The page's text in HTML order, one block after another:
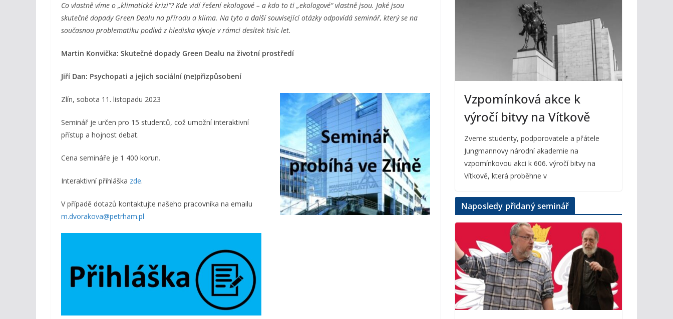
Co vlastně víme o „klimatické krizi“? Kde vidí řešení ekologové – a kdo to ti „ekologové“ vlastně jsou. Jaké jsou
skutečné dopady Green Dealu na přírodu a klima. Na tyto a další související otázky odpovídá seminář, který se na
současnou problematiku podívá z hlediska vývoje v rámci desítek tisíc let.
Martin Konvička: Skutečné dopady Green Dealu na životní prostředí
Jiří Dan: Psychopati a jejich sociální (ne)přizpůsobení
Zlín, sobota 11. listopadu 2023
Seminář je určen pro 15 studentů, což umožní interaktivní
přístup a hojnost debat.
Cena semináře je 1 400 korun.
Interaktivní přihláška zde.
V případě dotazů kontaktujte našeho pracovníka na emailu
m.dvorakova@petrham.pl
Vzpomínková akce k
výročí bitvy na Vítkově
Zveme studenty, podporovatele a přátele
Jungmannovy národní akademie na
vzpomínkovou akci k 606. výročí bitvy na
Vítkově, která proběhne v
Naposledy přidaný seminář